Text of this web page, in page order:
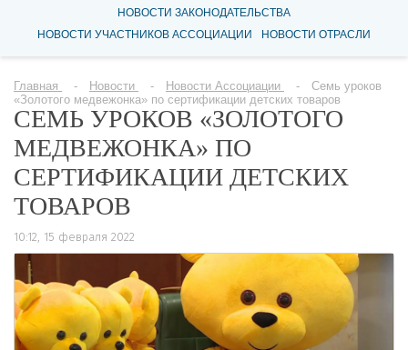
НОВОСТИ ЗАКОНОДАТЕЛЬСТВА
НОВОСТИ УЧАСТНИКОВ АССОЦИАЦИИ
НОВОСТИ ОТРАСЛИ
Главная Новости Новости Ассоциации
Семь уроков
«Золотого медвежонка» по сертификации детских товаров
СЕМЬ УРОКОВ «ЗОЛОТОГО
МЕДВЕЖОНКА» ПО
СЕРТИФИКАЦИИ ДЕТСКИХ
ТОВАРОВ
10:12, 15 февраля 2022